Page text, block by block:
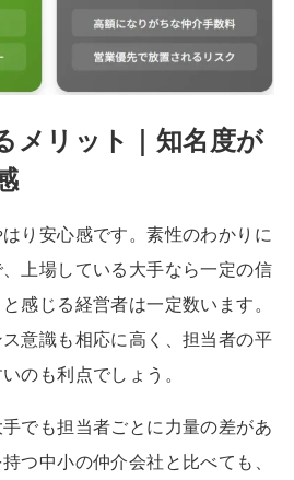
メリット｜知名度が
り安心感です。素性のわかりに
上場している大手なら一定の信
感じる経営者は一定数います。
意識も相応に高く、担当者の平
のも利点でしょう。
でも担当者ごとに力量の差があ
つ中小の仲介会社と比べても、